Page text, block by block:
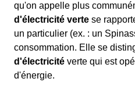
qu'on appelle plus
d'électricité verte se
un particulier (ex. : un
consommation. Elle se
d'électricité verte qui est
d'énergie.